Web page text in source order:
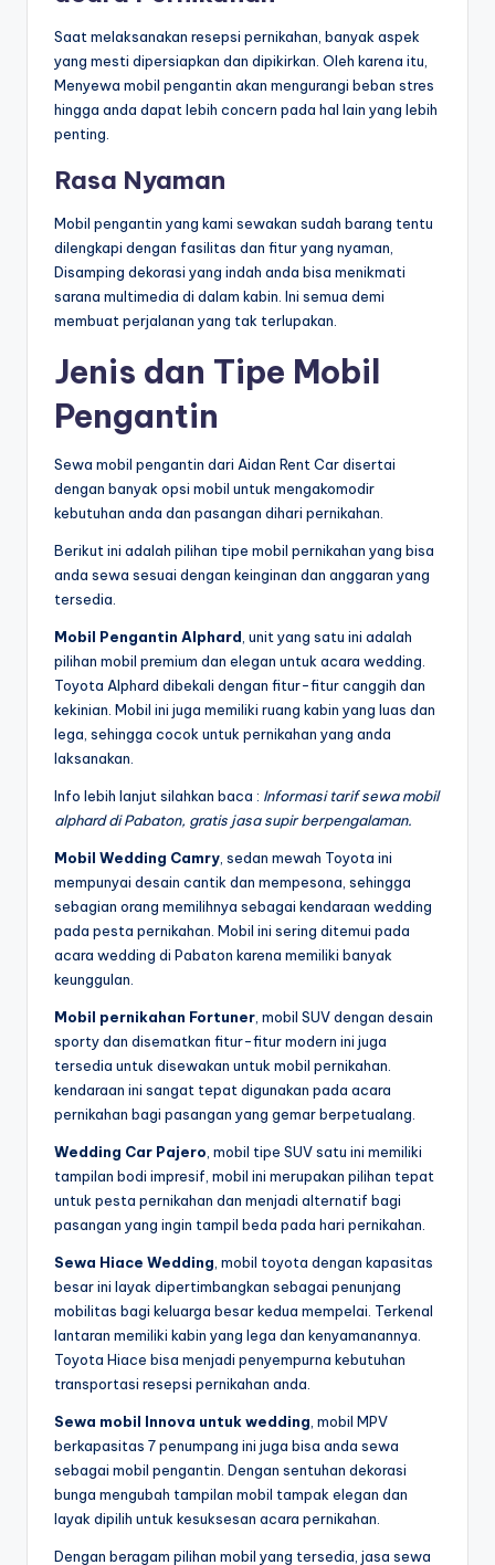
Saat melaksanakan resepsi pernikahan, banyak aspek
yang mesti dipersiapkan dan dipikirkan. Oleh karena itu,
Menyewa mobil pengantin akan mengurangi beban stres
hingga anda dapat lebih concern pada hal lain yang lebih
penting.
Rasa Nyaman
Mobil pengantin yang kami sewakan sudah barang tentu
dilengkapi dengan fasilitas dan fitur yang nyaman,
Disamping dekorasi yang indah anda bisa menikmati
sarana multimedia di dalam kabin. Ini semua demi
membuat perjalanan yang tak terlupakan.
Jenis dan Tipe Mobil
Pengantin
Sewa mobil pengantin dari Aidan Rent Car disertai
dengan banyak opsi mobil untuk mengakomodir
kebutuhan anda dan pasangan dihari pernikahan.
Berikut ini adalah pilihan tipe mobil pernikahan yang bisa
anda sewa sesuai dengan keinginan dan anggaran yang
tersedia.
Mobil Pengantin Alphard , unit yang satu ini adalah
pilihan mobil premium dan elegan untuk acara wedding.
Toyota Alphard dibekali dengan fitur-fitur canggih dan
kekinian. Mobil ini juga memiliki ruang kabin yang luas dan
lega, sehingga cocok untuk pernikahan yang anda
laksanakan.
Info lebih lanjut silahkan baca : Informasi tarif sewa mobil
alphard di Pabaton, gratis jasa supir berpengalaman.
Mobil Wedding Camry , sedan mewah Toyota ini
mempunyai desain cantik dan mempesona, sehingga
sebagian orang memilihnya sebagai kendaraan wedding
pada pesta pernikahan. Mobil ini sering ditemui pada
acara wedding di Pabaton karena memiliki banyak
keunggulan.
Mobil pernikahan Fortuner , mobil SUV dengan desain
sporty dan disematkan fitur-fitur modern ini juga
tersedia untuk disewakan untuk mobil pernikahan.
kendaraan ini sangat tepat digunakan pada acara
pernikahan bagi pasangan yang gemar berpetualang.
Wedding Car Pajero , mobil tipe SUV satu ini memiliki
tampilan bodi impresif, mobil ini merupakan pilihan tepat
untuk pesta pernikahan dan menjadi alternatif bagi
pasangan yang ingin tampil beda pada hari pernikahan.
Sewa Hiace Wedding , mobil toyota dengan kapasitas
besar ini layak dipertimbangkan sebagai penunjang
mobilitas bagi keluarga besar kedua mempelai. Terkenal
lantaran memiliki kabin yang lega dan kenyamanannya.
Toyota Hiace bisa menjadi penyempurna kebutuhan
transportasi resepsi pernikahan anda.
Sewa mobil Innova untuk wedding , mobil MPV
berkapasitas 7 penumpang ini juga bisa anda sewa
sebagai mobil pengantin. Dengan sentuhan dekorasi
bunga mengubah tampilan mobil tampak elegan dan
layak dipilih untuk kesuksesan acara pernikahan.
Dengan beragam pilihan mobil yang tersedia, jasa sewa